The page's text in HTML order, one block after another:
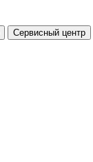
Сервисный центр